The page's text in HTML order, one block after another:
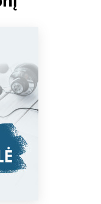
+370 667 80 541
info@elvislab.lt